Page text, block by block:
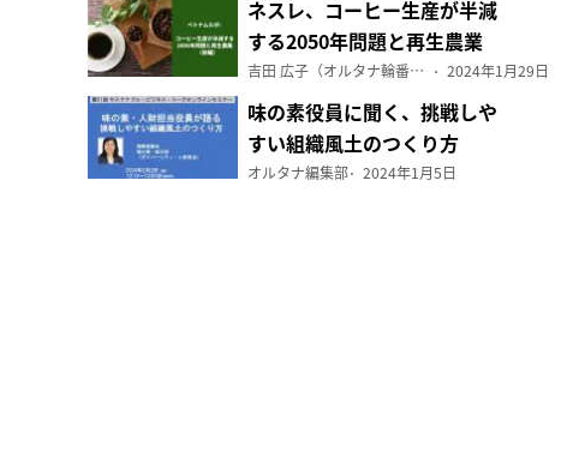
ネスレ、コーヒー生産が半減
する2050年問題と再生農業
（前編）
吉田 広子（オルタナ輪番編集長） 2024年1月29日
味の素役員に聞く、挑戦しや
すい組織風土のつくり方
オルタナ編集部 2024年1月5日